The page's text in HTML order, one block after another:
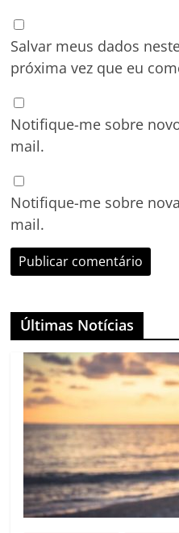
Salvar meus dados
próxima vez que eu
Notifique-me sobre
mail.
Notifique-me sobre
mail.
Últimas Notícias